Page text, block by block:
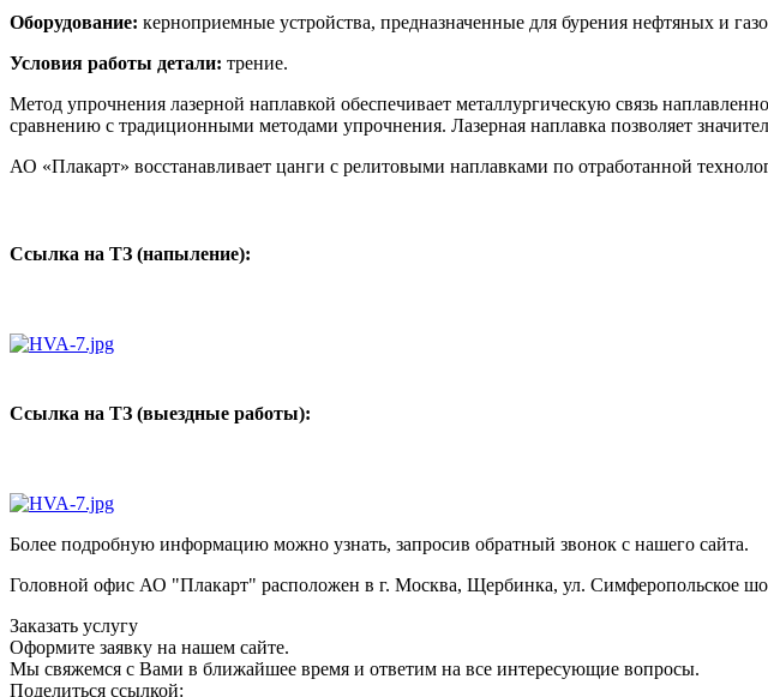
Оборудование: керноприемные устройства, предназначенные для бурения нефтяных и
Условия работы детали: трение.
Метод упрочнения лазерной наплавкой обеспечивает металлургическую связь
сравнению с традиционными методами упрочнения. Лазерная наплавка позволяет
АО «Плакарт» восстанавливает цанги с релитовыми наплавками по отработанной
Ссылка на ТЗ (напыление):
Ссылка на ТЗ (выездные работы):
Более подробную информацию можно узнать, запросив обратный звонок с нашего сайта.
Головной офис АО "Плакарт" расположен в г. Москва, Щербинка, ул. Симферопольское
Заказать услугу
Оформите заявку на нашем сайте.
Мы свяжемся с Вами в ближайшее время и ответим на все интересующие вопросы.
Поделиться ссылкой: